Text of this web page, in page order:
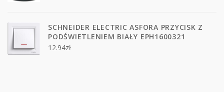
SCHNEIDER ELECTRIC ASFORA PRZYCISK Z
PODŚWIETLENIEM BIAŁY EPH1600321
12.94zł